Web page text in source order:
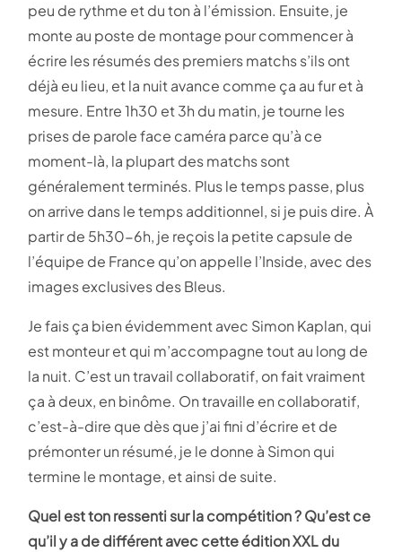
peu de rythme et du ton à l’émission. Ensuite, je
monte au poste de montage pour commencer à
écrire les résumés des premiers matchs s’ils ont
déjà eu lieu, et la nuit avance comme ça au fur et à
mesure. Entre 1h30 et 3h du matin, je tourne les
prises de parole face caméra parce qu’à ce
moment-là, la plupart des matchs sont
généralement terminés. Plus le temps passe, plus
on arrive dans le temps additionnel, si je puis dire. À
partir de 5h30-6h, je reçois la petite capsule de
l’équipe de France qu’on appelle l’Inside, avec des
images exclusives des Bleus.
Je fais ça bien évidemment avec Simon Kaplan, qui
est monteur et qui m’accompagne tout au long de
la nuit. C’est un travail collaboratif, on fait vraiment
ça à deux, en binôme. On travaille en collaboratif,
c’est-à-dire que dès que j’ai fini d’écrire et de
prémonter un résumé, je le donne à Simon qui
termine le montage, et ainsi de suite.
Quel est ton ressenti sur la compétition ? Qu’est ce
qu’il y a de différent avec cette édition XXL du